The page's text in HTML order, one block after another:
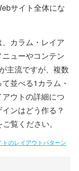
サイト全体にな
カラム・レイア
ューやコンテン
主流ですが、複数
並べる1カラム・
ウトの詳細につ
ンはどう作る？
覧ください。
のレイアウトパターン